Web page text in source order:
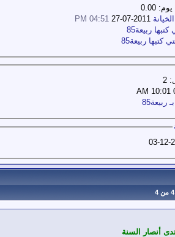
0.00
04:51 PM
ربيعة85
ربيعة85
أنصار السنة